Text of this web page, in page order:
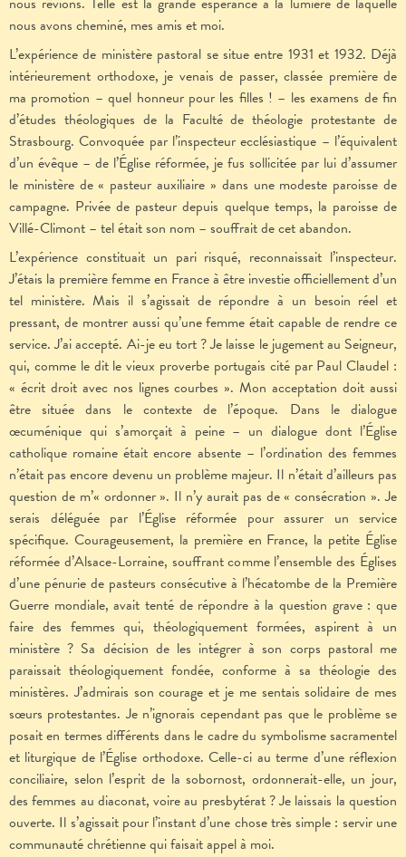
nous avons cheminé, mes amis et moi.
L’expérience de ministère pastoral se situe entre 1931 et 1932. Déjà
intérieurement orthodoxe, je venais de passer, classée première de
ma promotion – quel honneur pour les filles ! – les examens de fin
d’études théologiques de la Faculté de théologie protestante de
Strasbourg. Convoquée par l’inspecteur ecclésiastique – l’équivalent
d’un évêque – de l’Église réformée, je fus sollicitée par lui d’assumer
le ministère de « pasteur auxiliaire » dans une modeste paroisse de
campagne. Privée de pasteur depuis quelque temps, la paroisse de
Villé-Climont – tel était son nom – souffrait de cet abandon.
L’expérience constituait un pari risqué, reconnaissait l’inspecteur.
J’étais la première femme en France à être investie officiellement d’un
tel ministère. Mais il s’agissait de répondre à un besoin réel et
pressant, de montrer aussi qu’une femme était capable de rendre ce
service. J’ai accepté. Ai-je eu tort ? Je laisse le jugement au Seigneur,
qui, comme le dit le vieux proverbe portugais cité par Paul Claudel :
« écrit droit avec nos lignes courbes ». Mon acceptation doit aussi
être située dans le contexte de l’époque. Dans le dialogue
œcuménique qui s’amorçait à peine – un dialogue dont l’Église
catholique romaine était encore absente – l’ordination des femmes
n’était pas encore devenu un problème majeur. Il n’était d’ailleurs pas
question de m’« ordonner ». Il n’y aurait pas de « consécration ». Je
serais déléguée par l’Église réformée pour assurer un service
spécifique. Courageusement, la première en France, la petite Église
réformée d’Alsace-Lorraine, souffrant comme l’ensemble des Églises
d’une pénurie de pasteurs consécutive à l’hécatombe de la Première
Guerre mondiale, avait tenté de répondre à la question grave : que
faire des femmes qui, théologiquement formées, aspirent à un
ministère ? Sa décision de les intégrer à son corps pastoral me
paraissait théologiquement fondée, conforme à sa théologie des
ministères. J’admirais son courage et je me sentais solidaire de mes
sœurs protestantes. Je n’ignorais cependant pas que le problème se
posait en termes différents dans le cadre du symbolisme sacramentel
et liturgique de l’Église orthodoxe. Celle-ci au terme d’une réflexion
conciliaire, selon l’esprit de la sobornost, ordonnerait-elle, un jour,
des femmes au diaconat, voire au presbytérat ? Je laissais la question
ouverte. Il s’agissait pour l’instant d’une chose très simple : servir une
communauté chrétienne qui faisait appel à moi.